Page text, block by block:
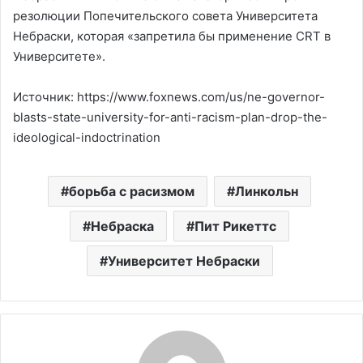
резолюции Попечительского совета Университета
Небраски, которая «запретила бы применение CRT в
Университете».
Источник: https://www.foxnews.com/us/ne-governor-
blasts-state-university-for-anti-racism-plan-drop-the-
ideological-indoctrination
борьба с расизмом Линкольн
Небраска Пит Рикеттс
Университет Небраски